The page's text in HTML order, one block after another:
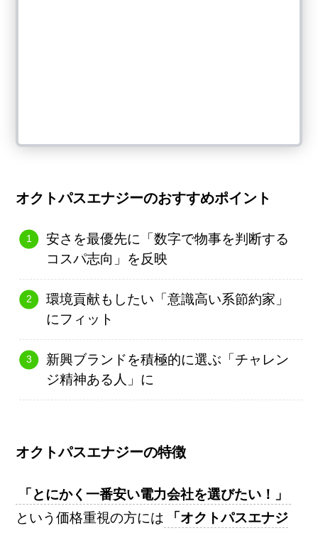
オクトパスエナジーのおすすめポイント
安さを最優先に「数字で物事を判断する
コスパ志向」を反映
環境貢献もしたい「意識高い系節約家」
にフィット
新興ブランドを積極的に選ぶ「チャレン
ジ精神ある人」に
オクトパスエナジーの特徴
「とにかく一番安い電力会社を選びたい！」
という価格重視の方には
「オクトパスエナジ